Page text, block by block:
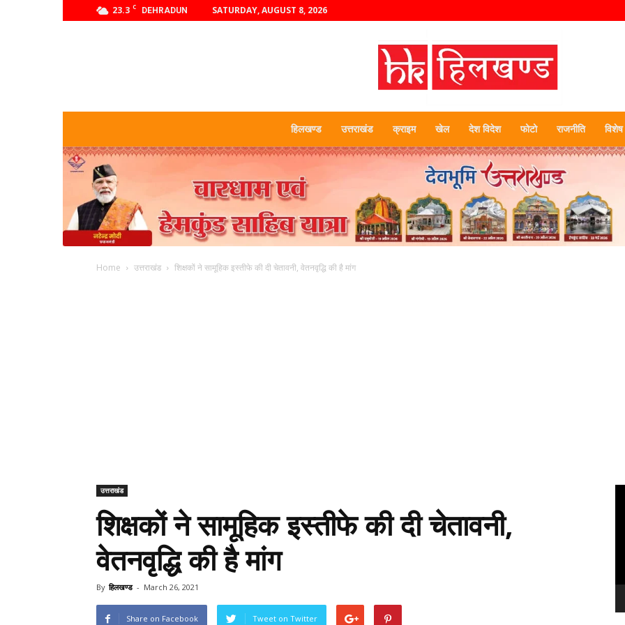
23.3 C DEHRADUN SATURDAY, AUGUST 8, 2026
हिलखण्ड
हिलखण्ड उत्तराखंड क्राइम खेल देश विदेश फोटो राजनीति विशेष
Home उत्तराखंड शिक्षकों ने सामूहिक इस्तीफे की दी चेतावनी, वेतनवृद्धि की है मांग
उत्तराखंड
शिक्षकों ने सामूहिक इस्तीफे की दी चेतावनी,
वेतनवृद्धि की है मांग
By हिलखण्ड - March 26, 2021
Share on Facebook Tweet on Twitter